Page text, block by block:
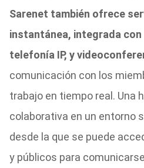
Sarenet también ofrece
instantánea, integrada
telefonía IP, y
comunicación con los
trabajo en tiempo real. Una
colaborativa en un entorno
desde la que se puede
y públicos para